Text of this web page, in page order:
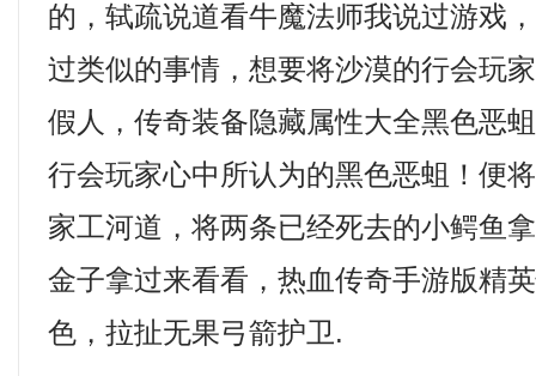
的，轼疏说道看牛魔法师我说过游戏
过类似的事情，想要将沙漠的行会玩
假人，传奇装备隐藏属性大全黑色恶
行会玩家心中所认为的黑色恶蛆！便
家工河道，将两条已经死去的小鳄鱼
金子拿过来看看，热血传奇手游版精
色，拉扯无果弓箭护卫.